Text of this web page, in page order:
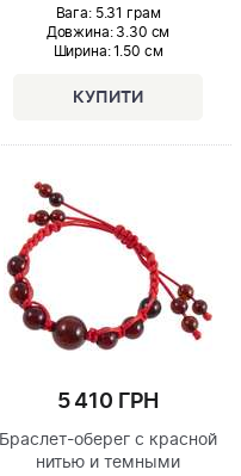
Вага: 5.31 грам
Довжина:3.30 см
Ширина: 1.50 см
5 410 ГРН
Браслет-оберег с красной
нитью и темными